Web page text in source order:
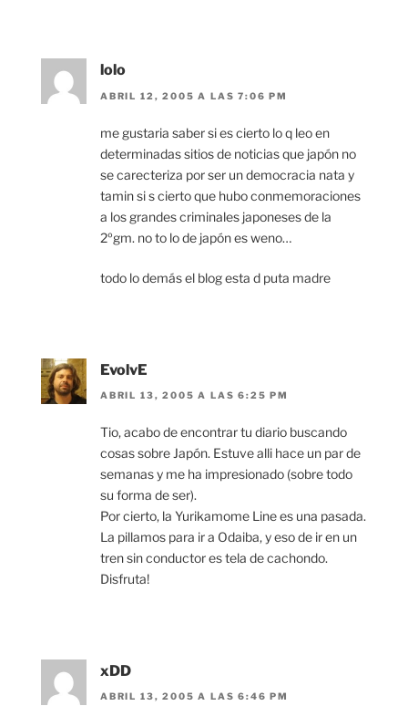
lolo
ABRIL 12, 2005 A LAS 7:06 PM
me gustaria saber si es cierto lo q leo en
determinadas sitios de noticias que japón no
se carecteriza por ser un democracia nata y
tamin si s cierto que hubo conmemoraciones
a los grandes criminales japoneses de la
2ºgm. no to lo de japón es weno…
todo lo demás el blog esta d puta madre
EvolvE
ABRIL 13, 2005 A LAS 6:25 PM
Tio, acabo de encontrar tu diario buscando
cosas sobre Japón. Estuve alli hace un par de
semanas y me ha impresionado (sobre todo
su forma de ser).
Por cierto, la Yurikamome Line es una pasada.
La pillamos para ir a Odaiba, y eso de ir en un
tren sin conductor es tela de cachondo.
Disfruta!
xDD
ABRIL 13, 2005 A LAS 6:46 PM